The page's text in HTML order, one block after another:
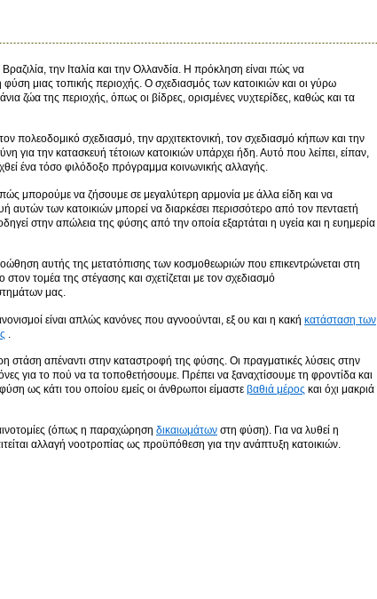
την Ιταλία και την Ολλανδία. Η πρόκληση είναι πώς να
μιας τοπικής περιοχής. Ο σχεδιασμός των κατοικιών και οι γύρω
ζώα της περιοχής, όπως οι βίδρες, ορισμένες νυχτερίδες, καθώς και τα
πολεοδομικό σχεδιασμό, την αρχιτεκτονική, τον σχεδιασμό κήπων και την
για την κατασκευή τέτοιων κατοικιών υπάρχει ήδη. Αυτό που λείπει, είπαν,
ένα τόσο φιλόδοξο πρόγραμμα κοινωνικής αλλαγής.
μπορούμε να ζήσουμε σε μεγαλύτερη αρμονία με άλλα είδη και να
αυτών των κατοικιών μπορεί να διαρκέσει περισσότερο από τον πενταετή
στην απώλεια της φύσης από την οποία εξαρτάται η υγεία και η ευημερία
αυτής της μετατόπισης των κοσμοθεωριών που επικεντρώνεται στη
τομέα της στέγασης και σχετίζεται με τον σχεδιασμό
μας.
είναι απλώς κανόνες που αγνοούνται, εξ ου και η κακή κατάσταση των
στάση απέναντι στην καταστροφή της φύσης. Οι πραγματικές λύσεις στην
για το πού να τα τοποθετήσουμε. Πρέπει να ξαναχτίσουμε τη φροντίδα και
ως κάτι του οποίου εμείς οι άνθρωποι είμαστε βαθιά μέρος και όχι μακριά
(όπως η παραχώρηση δικαιωμάτων στη φύση). Για να λυθεί η
αλλαγή νοοτροπίας ως προϋπόθεση για την ανάπτυξη κατοικιών.